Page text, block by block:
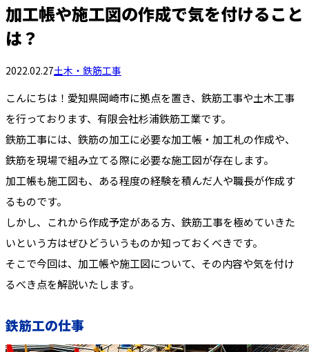
加工帳や施工図の作成で気を付けること
は？
2022.02.27土木・鉄筋工事
こんにちは！愛知県岡崎市に拠点を置き、鉄筋工事や土木工事
を行っております、有限会社杉浦鉄筋工業です。
鉄筋工事には、鉄筋の加工に必要な加工帳・加工札の作成や、
鉄筋を現場で組み立てる際に必要な施工図が存在します。
加工帳も施工図も、ある程度の経験を積んだ人や職長が作成す
るものです。
しかし、これから作成予定がある方、鉄筋工事を極めていきた
いという方はぜひどういうものか知っておくべきです。
そこで今回は、加工帳や施工図について、その内容や気を付け
るべき点を解説いたします。
鉄筋工の仕事